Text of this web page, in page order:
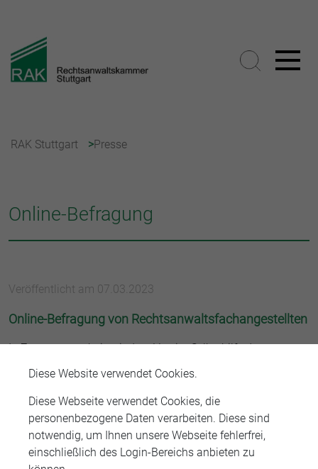
Diese Website verwendet Cookies.
Diese Webseite verwendet Cookies, die
personenbezogene Daten verarbeiten. Diese sind
notwendig, um Ihnen unsere Webseite fehlerfrei,
einschließlich des Login-Bereichs anbieten zu
RAK Stuttgart Presse
Online-Befragung
Veröffentlicht am 07.03.2023
Online-Befragung von Rechtsanwaltsfachangestellten
In Zusammenarbeit mit dem Verein „Selbsthilfe der
Rechtsanwälte“ führt das Institut der Freien Berufe an der
Friedrich-Alexander-Universität Erlangen-Nürnberg eine
Untersuchungen zur Berufszufriedenheit der
Rechtsanwaltsfachangestellten und der Auszubildenden
zur/zum Rechtsanwaltsanwaltsfachangestellten durch.
Die Datenerhebung findet als Onlinebefragung statt. Gern